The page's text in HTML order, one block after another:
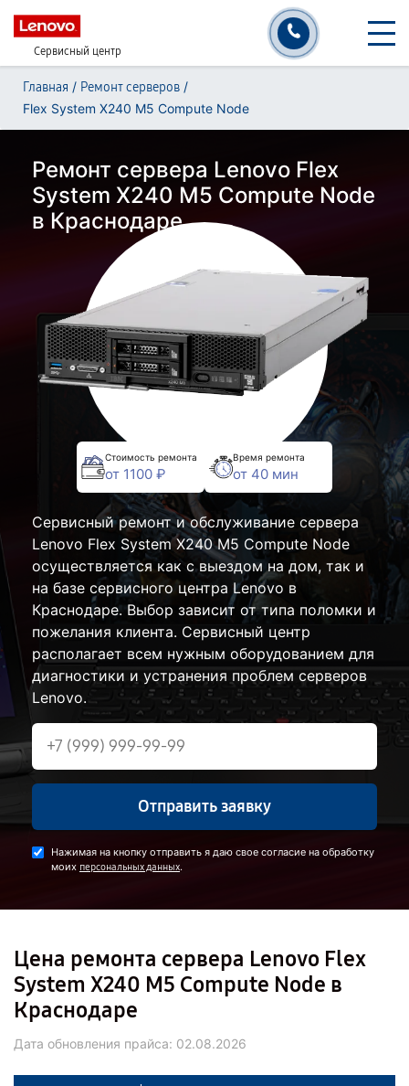
Сервисный центр
Главная / Ремонт серверов /
Flex System X240 M5 Compute Node
Ремонт сервера Lenovo Flex
System X240 M5 Compute Node
в Краснодаре
Стоимость ремонта
от 1100 ₽
Время ремонта
от 40 мин
Сервисный ремонт и обслуживание сервера
Lenovo Flex System X240 M5 Compute Node
осуществляется как с выездом на дом, так и
на базе сервисного центра Lenovo в
Краснодаре. Выбор зависит от типа поломки и
пожелания клиента. Сервисный центр
располагает всем нужным оборудованием для
диагностики и устранения проблем серверов
Lenovo.
Отправить заявку
Нажимая на кнопку отправить я даю свое согласие на обработку
моих персональных данных.
Цена ремонта сервера Lenovo Flex
System X240 M5 Compute Node в
Краснодаре
Дата обновления прайса: 02.08.2026